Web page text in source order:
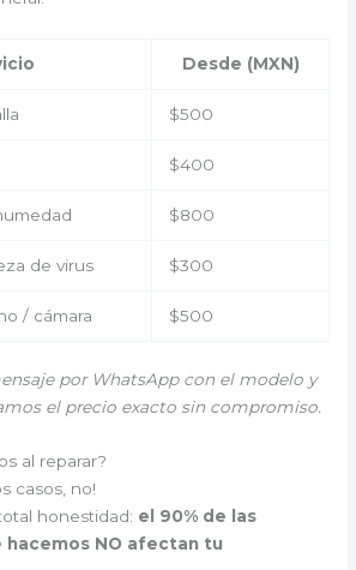
Desde (MXN)
$500
$400
$800
de virus $300
/ cámara $500
por WhatsApp con el modelo y
el precio exacto sin compromiso.
al reparar?
casos, no!
honestidad: el 90% de las
hacemos NO afectan tu